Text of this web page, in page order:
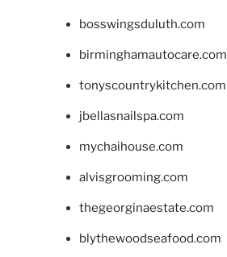
bosswingsduluth.com
birminghamautocare.com
tonyscountrykitchen.com
jbellasnailspa.com
mychaihouse.com
alvisgrooming.com
thegeorginaestate.com
blythewoodseafood.com